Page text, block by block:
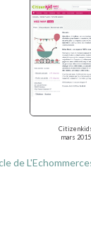
mars 2015
de